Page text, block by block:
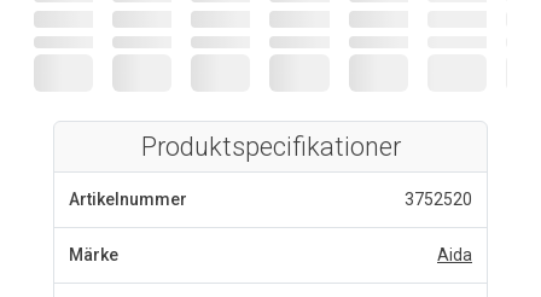
Produktspecifikationer
Artikelnummer 3752520
Märke Aida